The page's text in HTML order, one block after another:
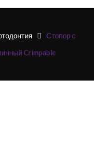
Стопор с
Crimpable